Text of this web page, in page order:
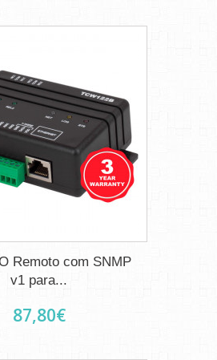
Remoto com SNMP
v1 para...
87,80€